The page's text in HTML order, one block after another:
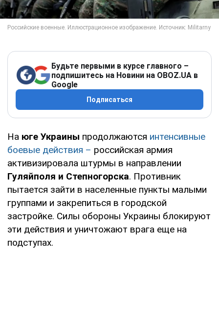
Будьте первыми в курсе главного –
подпишитесь на Новини на OBOZ.UA в
Google
Подписаться
На юге Украины продолжаются интенсивные
боевые действия – российская армия
активизировала штурмы в направлении
Гуляйполя и Степногорска. Противник
пытается зайти в населенные пункты малыми
группами и закрепиться в городской
застройке. Силы обороны Украины блокируют
эти действия и уничтожают врага еще на
подступах.